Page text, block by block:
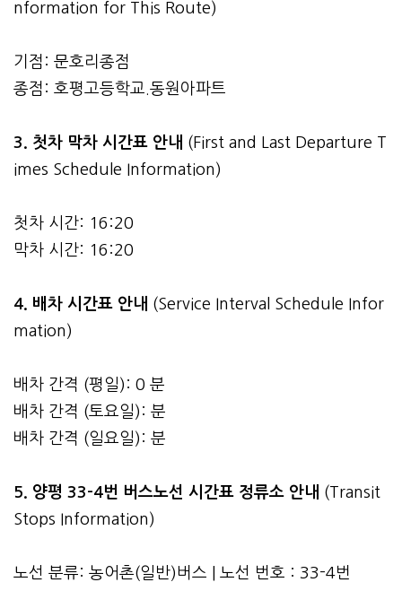
nformation for This Route)
기점: 문호리종점
종점: 호평고등학교.동원아파트
3. 첫차 막차 시간표 안내 (First and Last Departure T
imes Schedule Information)
첫차 시간: 16:20
막차 시간: 16:20
4. 배차 시간표 안내 (Service Interval Schedule Infor
mation)
배차 간격 (평일): 0 분
배차 간격 (토요일): 분
배차 간격 (일요일): 분
5. 양평 33-4번 버스노선 시간표 정류소 안내 (Transit
Stops Information)
노선 분류: 농어촌(일반)버스 | 노선 번호 : 33-4번